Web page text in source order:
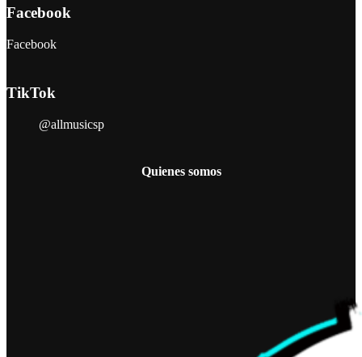
Facebook
Facebook
TikTok
@allmusicsp
Quienes somos